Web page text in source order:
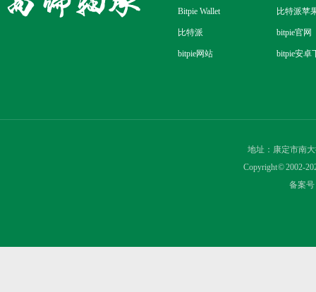
Bitpie Wallet 比特派苹
比特派 bitpie官网
bitpie网站 bitpie安卓
地址：康定市南
Copyright © 2002-
备案